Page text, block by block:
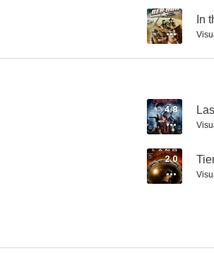
In the Name
-- In
4.8
2.0